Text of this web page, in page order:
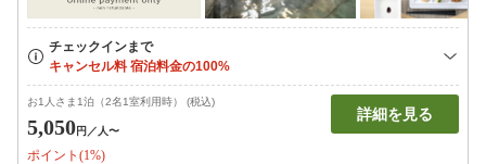
お1人さま1泊（2名1室利用時） (税込)
5,050円 ／人〜
ポイント(1%)
詳細を見る